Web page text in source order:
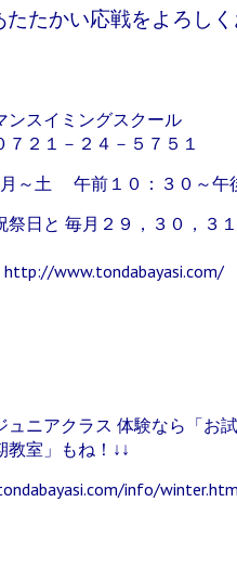
たたかい応戦をよろしく
ンスイミングスクール
７２１－２４－５７５１
～土 午前１０：３０～午
日と 毎月２９，３０，３
http://www.tondabayasi.com/
ュニアクラス 体験なら「お
教室」もね！↓↓
info/